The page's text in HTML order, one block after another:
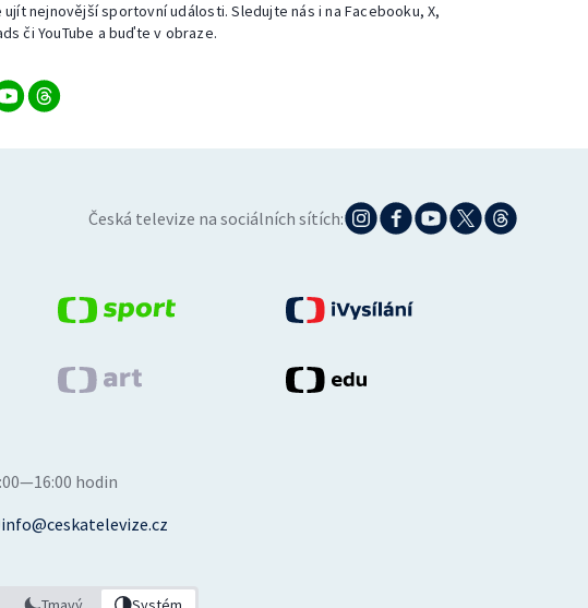
ujít nejnovější sportovní události. Sledujte nás i na Facebooku, X,
či YouTube a buďte v obraze.
Česká televize na sociálních sítích:
hodin
info@ceskatelevize.cz